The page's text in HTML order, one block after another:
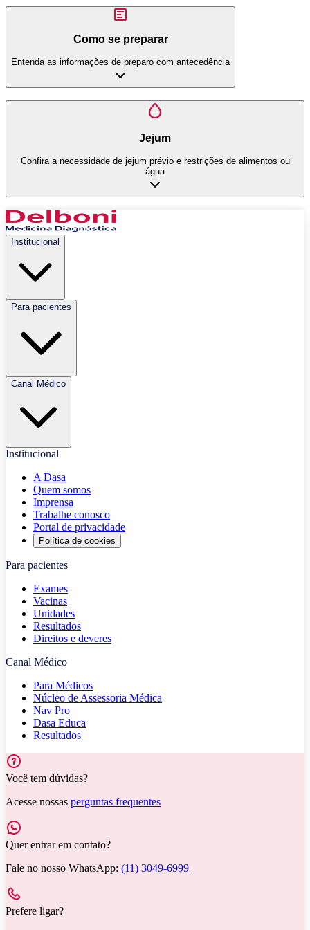
Como se preparar
Entenda as informações de preparo com antecedência
Jejum
Confira a necessidade de jejum prévio e restrições de alimentos ou
água
Institucional
Para pacientes
Canal Médico
Institucional
A Dasa
Quem somos
Imprensa
Trabalhe conosco
Portal de privacidade
Política de cookies
Para pacientes
Exames
Vacinas
Unidades
Resultados
Direitos e deveres
Canal Médico
Para Médicos
Núcleo de Assessoria Médica
Nav Pro
Dasa Educa
Resultados
Você tem dúvidas?
Acesse nossas perguntas frequentes
Quer entrar em contato?
Fale no nosso WhatsApp: (11) 3049-6999
Prefere ligar?